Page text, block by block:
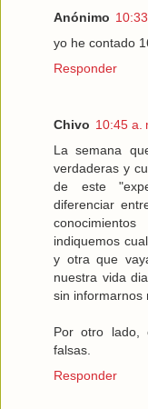
Anónimo
yo he contado
Responder
Chivo 10:45 a.
La semana
verdaderas y
de este
diferenciar
indiquemos
y otra que
nuestra vida
sin informarnos
Por otro lado,
falsas.
Responder